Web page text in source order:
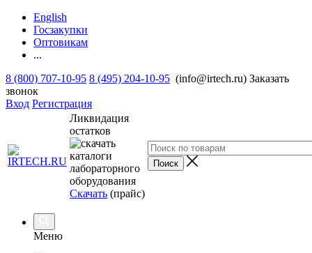
English
Госзакупки
Оптовикам
...
8 (800) 707-10-95 8 (495) 204-10-95 (info@irtech.ru) Заказать
звонок
Вход Регистрация
Ликвидация
остатков
Скачать (прайс)
Меню